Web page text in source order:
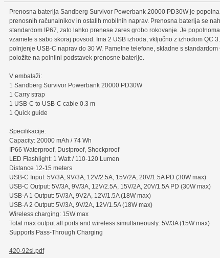
Prenosna baterija Sandberg Survivor Powerbank 20000 PD30W je
prenosnih računalnikov in ostalih mobilnih naprav. Prenosna baterija se
standardom IP67, zato lahko prenese zares grobo rokovanje. Je
vzamete s sabo skoraj povsod. Ima 2 USB izhoda, vključno z izhodom QC
polnjenje USB-C naprav do 30 W. Pametne telefone, skladne s
položite na polnilni podstavek prenosne baterije.
V embalaži:
1 Sandberg Survivor Powerbank 20000 PD30W
1 Carry strap
1 USB-C to USB-C cable 0.3 m
1 Quick guide
Specifikacije:
Capacity: 20000 mAh / 74 Wh
IP66 Waterproof, Dustproof, Shockproof
LED Flashlight: 1 Watt / 110-120 Lumen
Distance 12-15 meters
USB-C Input: 5V/3A, 9V/3A, 12V/2.5A, 15V/2A, 20V/1.5A PD (30W max)
USB-C Output: 5V/3A, 9V/3A, 12V/2.5A, 15V/2A, 20V/1.5A PD (30W max)
USB-A 1 Output: 5V/3A, 9V2A, 12V/1.5A (18W max)
USB-A 2 Output: 5V/3A, 9V/2A, 12V/1.5A (18W max)
Wireless charging: 15W max
Total max output all ports and wireless simultaneously: 5V/3A (15W max)
Supports Pass-Through Charging
420-92sl.pdf